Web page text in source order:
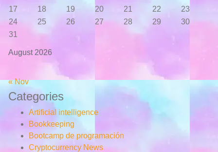
August 2026
17
18 19 20 21 22
23
24
25 26 27 28 29
30
31
« Nov
Categories
Artificial intelligence
Bookkeeping
Bootcamp de programación
Cryptocurrency News